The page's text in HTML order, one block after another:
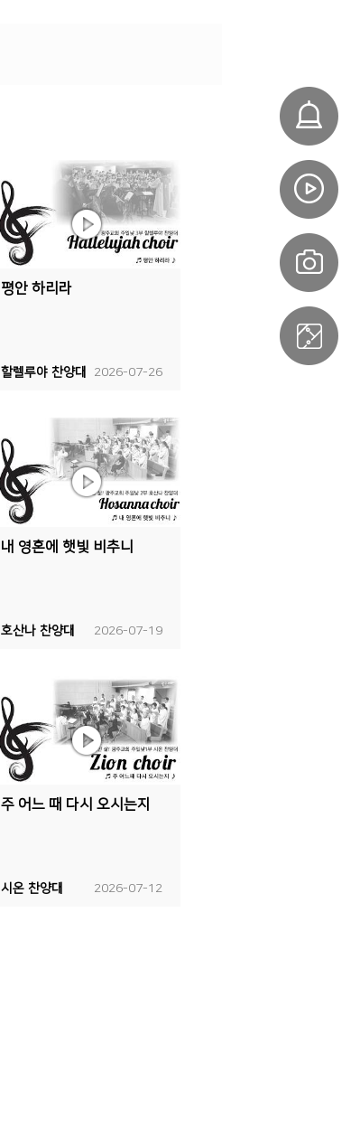
평안 하리라
2026-07-26
할렐루야 찬양대
내 영혼에 햇빛 비추니
2026-07-19
호산나 찬양대
주 어느 때 다시 오시는지
2026-07-12
시온 찬양대